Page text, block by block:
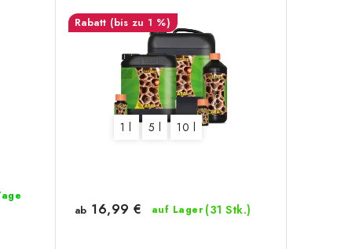
(bis zu 1 %)
1 l 5 l 10 l
auf Lager (31 Stk.)
ab 16,99 €